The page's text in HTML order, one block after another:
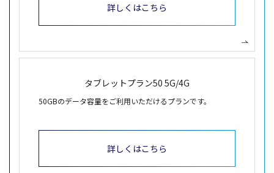
詳しくはこちら
タブレットプラン50 5G/4G
50GBのデータ容量をご利用いただけるプランです。
詳しくはこちら